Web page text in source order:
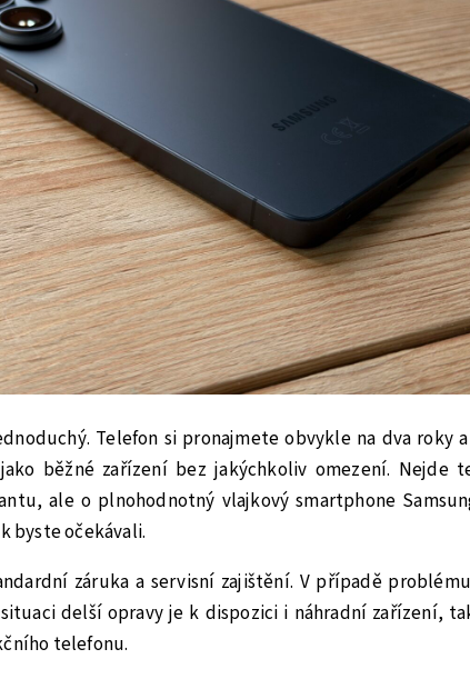
Telefon si pronajmete obvykle na dva roky
běžné zařízení bez jakýchkoliv omezení. Nejde
ale o plnohodnotný vlajkový smartphone
byste očekávali.
záruka a servisní zajištění. V případě
delší opravy je k dispozici i náhradní zařízení,
telefonu.